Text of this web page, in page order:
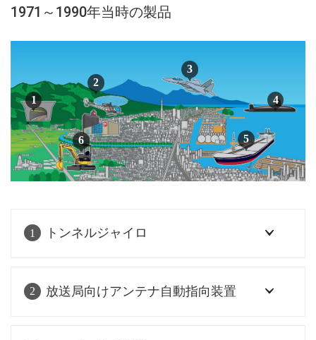
1971～1990年当時の製品
1 トンネルジャイロ
2 放送局向けアンテナ自動指向装置